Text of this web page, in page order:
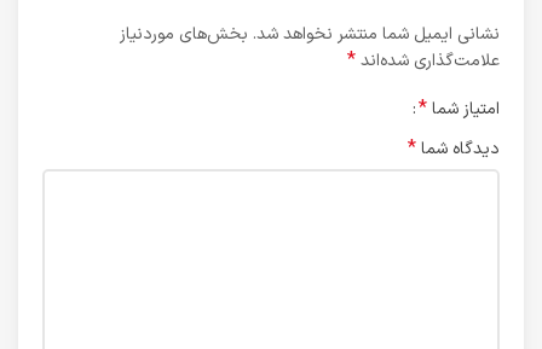
نشانی ایمیل شما منتشر نخواهد شد. بخش‌های موردنیاز
علامت‌گذاری شده‌اند*
امتیاز شما*
دیدگاه شما*